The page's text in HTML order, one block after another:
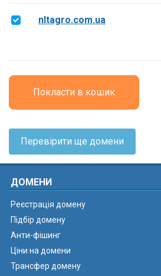
nltagro.com.ua
Покласти в кошик
Перевірити ще домени
ДОМЕНИ
Реєстрація домену
Підбір домену
Анти-фішинг
Ціни на домени
Трансфер домену